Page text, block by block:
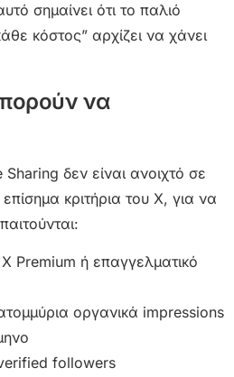
σημαίνει ότι το παλιό
κόστος” αρχίζει να χάνει
να
δεν είναι ανοιχτό σε
κριτήρια του X, για να
Premium ή επαγγελματικό
οργανικά impressions
followers